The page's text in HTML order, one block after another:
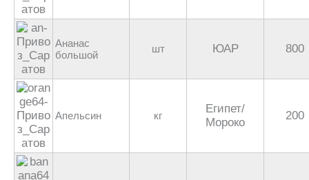
Ананас
большой
шт ЮАР 800
Апельсин кг
Египет/
Мороко
200